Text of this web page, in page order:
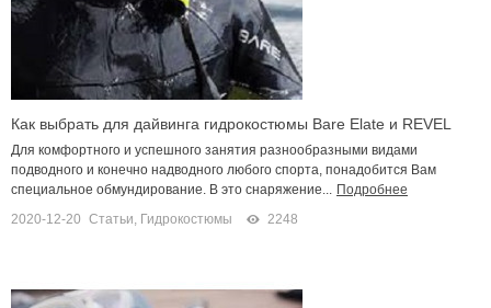
Как выбрать для дайвинга гидрокостюмы Bare Elate и REVEL
Для комфортного и успешного занятия разнообразными видами
подводного и конечно надводного любого спорта, понадобится Вам
специальное обмундирование. В это снаряжение... Подробнее
2020-12-20 Статьи, Гидрокостюмы 2248